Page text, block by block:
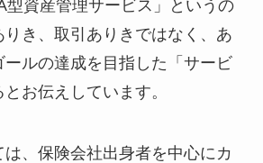
型資産管理サービス」というの
き、取引ありきではなく、あ
ールの達成を目指した「サービ
お伝えしています。
、保険会社出身者を中心にカ